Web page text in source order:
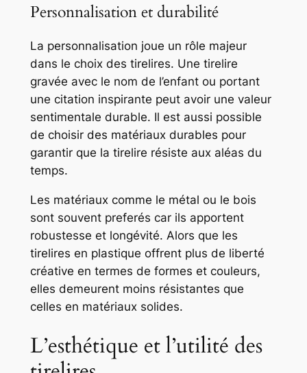
Personnalisation et durabilité
La personnalisation joue un rôle majeur
dans le choix des tirelires. Une tirelire
gravée avec le nom de l’enfant ou portant
une citation inspirante peut avoir une valeur
sentimentale durable. Il est aussi possible
de choisir des matériaux durables pour
garantir que la tirelire résiste aux aléas du
temps.
Les matériaux comme le métal ou le bois
sont souvent preferés car ils apportent
robustesse et longévité. Alors que les
tirelires en plastique offrent plus de liberté
créative en termes de formes et couleurs,
elles demeurent moins résistantes que
celles en matériaux solides.
L’esthétique et l’utilité des